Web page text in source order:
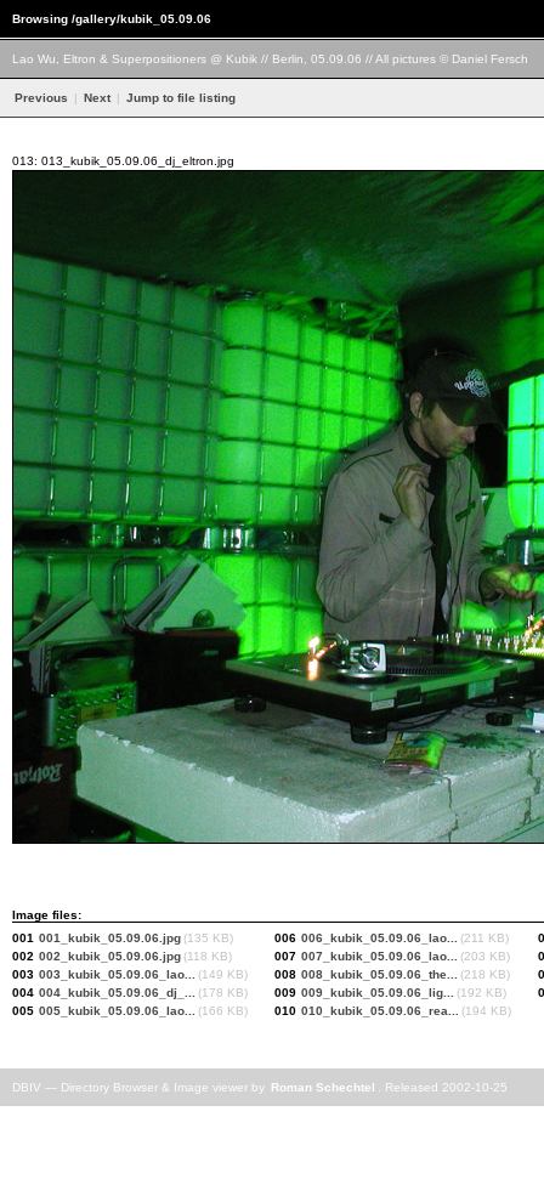
Browsing /gallery/kubik_05.09.06
Lao Wu, Eltron & Superpositioners @ Kubik // Berlin, 05.09.06 // All pictures © Daniel Fersch
Previous | Next | Jump to file listing
013: 013_kubik_05.09.06_dj_eltron.jpg
Image files:
001 001_kubik_05.09.06.jpg (135 KB)
002 002_kubik_05.09.06.jpg (118 KB)
003 003_kubik_05.09.06_lao...
(149 KB)
004 004_kubik_05.09.06_dj_...
(178 KB)
005 005_kubik_05.09.06_lao... (166 KB)
006 006_kubik_05.09.06_lao...
(211 KB)
007 007_kubik_05.09.06_lao...
(203 KB)
008 008_kubik_05.09.06_the...
(218 KB)
009 009_kubik_05.09.06_lig...
(192 KB)
010 010_kubik_05.09.06_rea... (194 KB)
DBIV — Directory Browser & Image viewer by Roman Schechtel . Released 2002-10-25